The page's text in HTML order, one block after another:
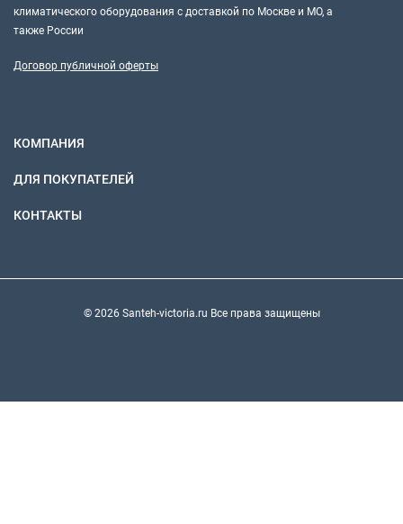
климатического оборудования с доставкой по Москве и МО, а
также России
Договор публичной оферты
КОМПАНИЯ
ДЛЯ ПОКУПАТЕЛЕЙ
КОНТАКТЫ
© 2026 Santeh-victoria.ru Все права защищены